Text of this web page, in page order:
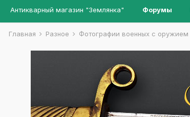
Антикварный магазин "Землянка" Форумы
Главная Разное Фотографии военных с оружием